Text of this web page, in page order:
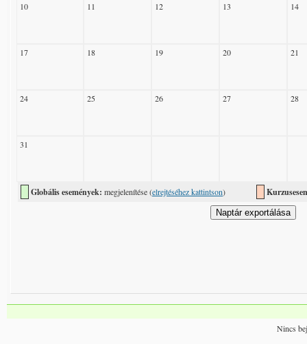
10 11 12 13 14
17 18 19 20 21
24 25 26 27 28
31
Globális események: megjelenítése (elrejtéséhez kattintson)
Nincs